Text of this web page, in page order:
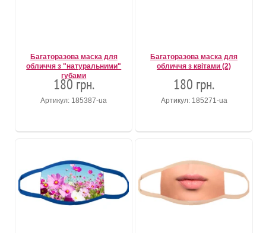
Багаторазова маска для
обличчя з "натуральними"
губами
180 грн.
Артикул: 185387-ua
Багаторазова маска для
обличчя з квітами (2)
180 грн.
Артикул: 185271-ua